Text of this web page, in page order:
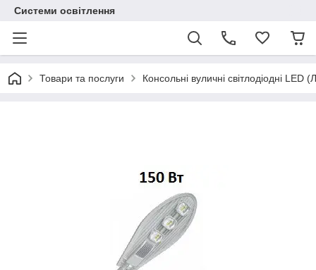
Системи освітлення
Товари та послуги Консольні вуличні світлодіодні LED